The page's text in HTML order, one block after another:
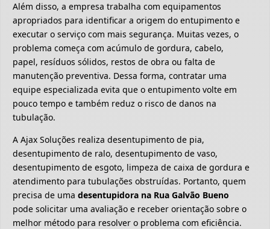
Além disso, a empresa trabalha com equipamentos
apropriados para identificar a origem do entupimento e
executar o serviço com mais segurança. Muitas vezes, o
problema começa com acúmulo de gordura, cabelo,
papel, resíduos sólidos, restos de obra ou falta de
manutenção preventiva. Dessa forma, contratar uma
equipe especializada evita que o entupimento volte em
pouco tempo e também reduz o risco de danos na
tubulação.
A Ajax Soluções realiza desentupimento de pia,
desentupimento de ralo, desentupimento de vaso,
desentupimento de esgoto, limpeza de caixa de gordura e
atendimento para tubulações obstruídas. Portanto, quem
precisa de uma desentupidora na Rua Galvão Bueno
pode solicitar uma avaliação e receber orientação sobre o
melhor método para resolver o problema com eficiência.